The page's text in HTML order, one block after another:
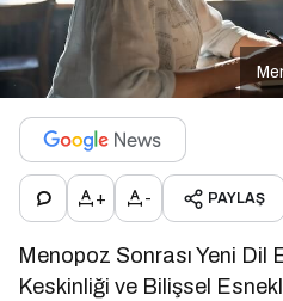
+ - PAYLAŞ
Menopoz Sonrası Yeni Dil
Keskinliği ve Bilişsel